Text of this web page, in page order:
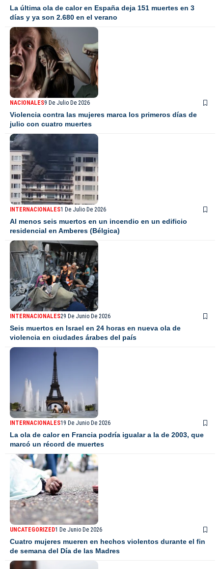
La última ola de calor en España deja 151 muertes en 3
días y ya son 2.680 en el verano
NACIONALES9 De Julio De 2026
Violencia contra las mujeres marca los primeros días de
julio con cuatro muertes
INTERNACIONALES1 De Julio De 2026
Al menos seis muertos en un incendio en un edificio
residencial en Amberes (Bélgica)
INTERNACIONALES29 De Junio De 2026
Seis muertos en Israel en 24 horas en nueva ola de
violencia en ciudades árabes del país
INTERNACIONALES19 De Junio De 2026
La ola de calor en Francia podría igualar a la de 2003, que
marcó un récord de muertes
UNCATEGORIZED1 De Junio De 2026
Cuatro mujeres mueren en hechos violentos durante el fin
de semana del Día de las Madres